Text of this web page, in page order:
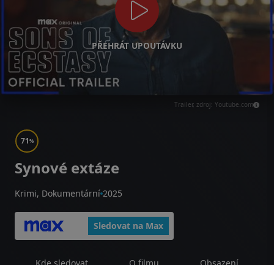
PŘEHRÁT UPOUTÁVKU
Trailer, zdroj: Youtube.com
71%
Synové extáze
Krimi, Dokumentární 2025
Sledovat na Max